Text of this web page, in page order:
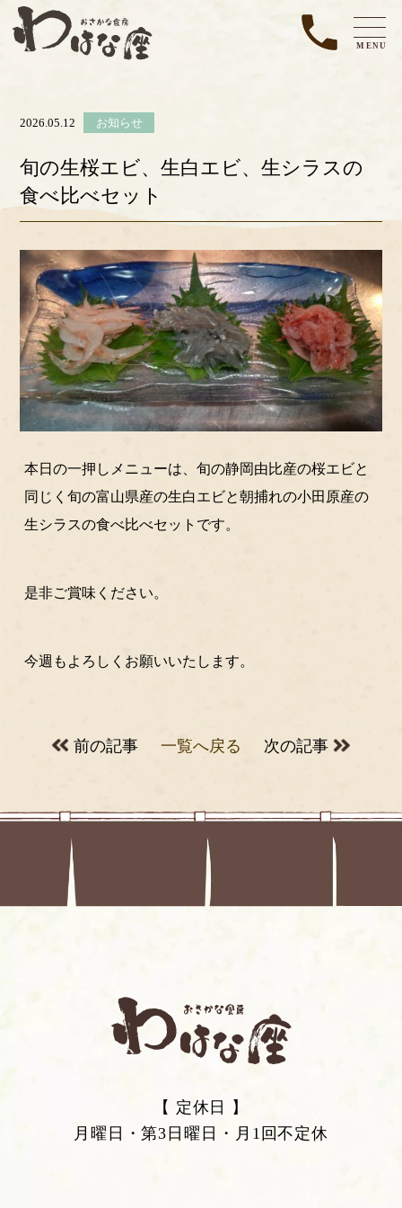
MENU
2026.05.12 お知らせ
旬の生桜エビ、生白エビ、生シラスの
食べ比べセット
本日の一押しメニューは、旬の静岡由比産の桜エビと
同じく旬の富山県産の生白エビと朝捕れの小田原産の
生シラスの食べ比べセットです。
是非ご賞味ください。
今週もよろしくお願いいたします。
前の記事 一覧へ戻る 次の記事
【 定休日 】
月曜日・第3日曜日・月1回不定休